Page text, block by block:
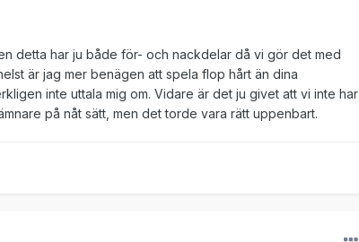
detta har ju både för- och nackdelar då vi gör det med
är jag mer benägen att spela flop hårt än dina
inte uttala mig om. Vidare är det ju givet att vi inte har
på nåt sätt, men det torde vara rätt uppenbart.